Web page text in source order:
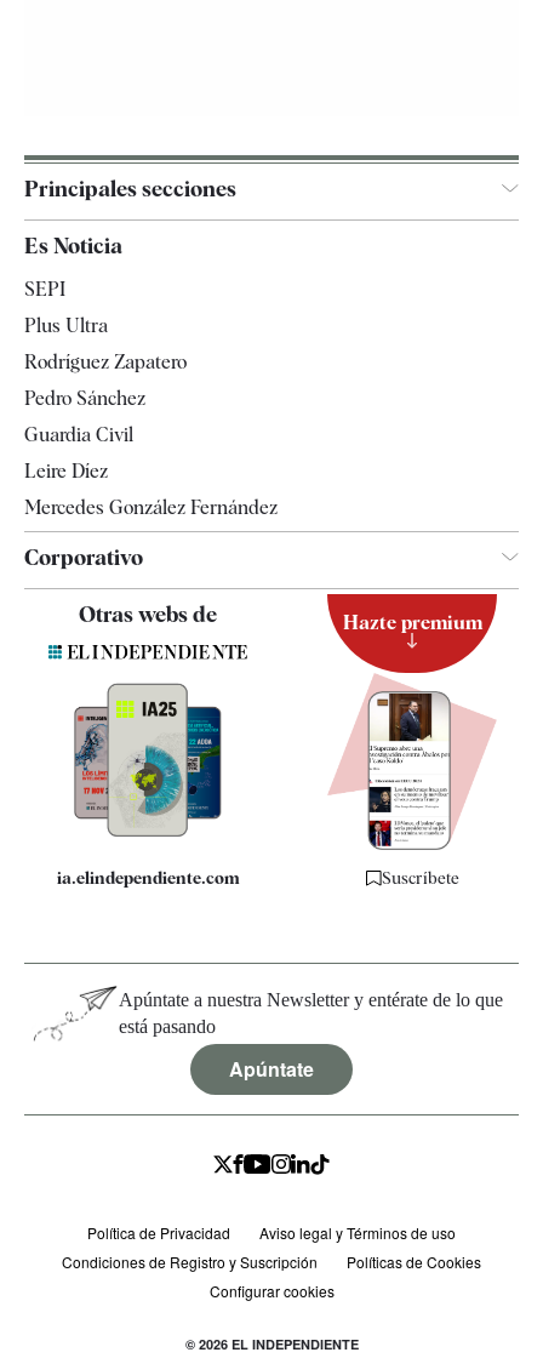
Principales secciones
Televisión
Es Noticia
SEPI
Plus Ultra
Rodríguez Zapatero
Pedro Sánchez
Guardia Civil
Leire Díez
Mercedes González Fernández
Corporativo
Quiénes somos
Especificaciones
Otras webs de
ia.elindependiente.com
Hazte premium
Suscríbete
Apúntate a nuestra Newsletter y entérate de lo que
está pasando
Apúntate
Política de Privacidad
Aviso legal y Términos de uso
Condiciones de Registro y Suscripción
Políticas de Cookies
Configurar cookies
© 2026 EL INDEPENDIENTE